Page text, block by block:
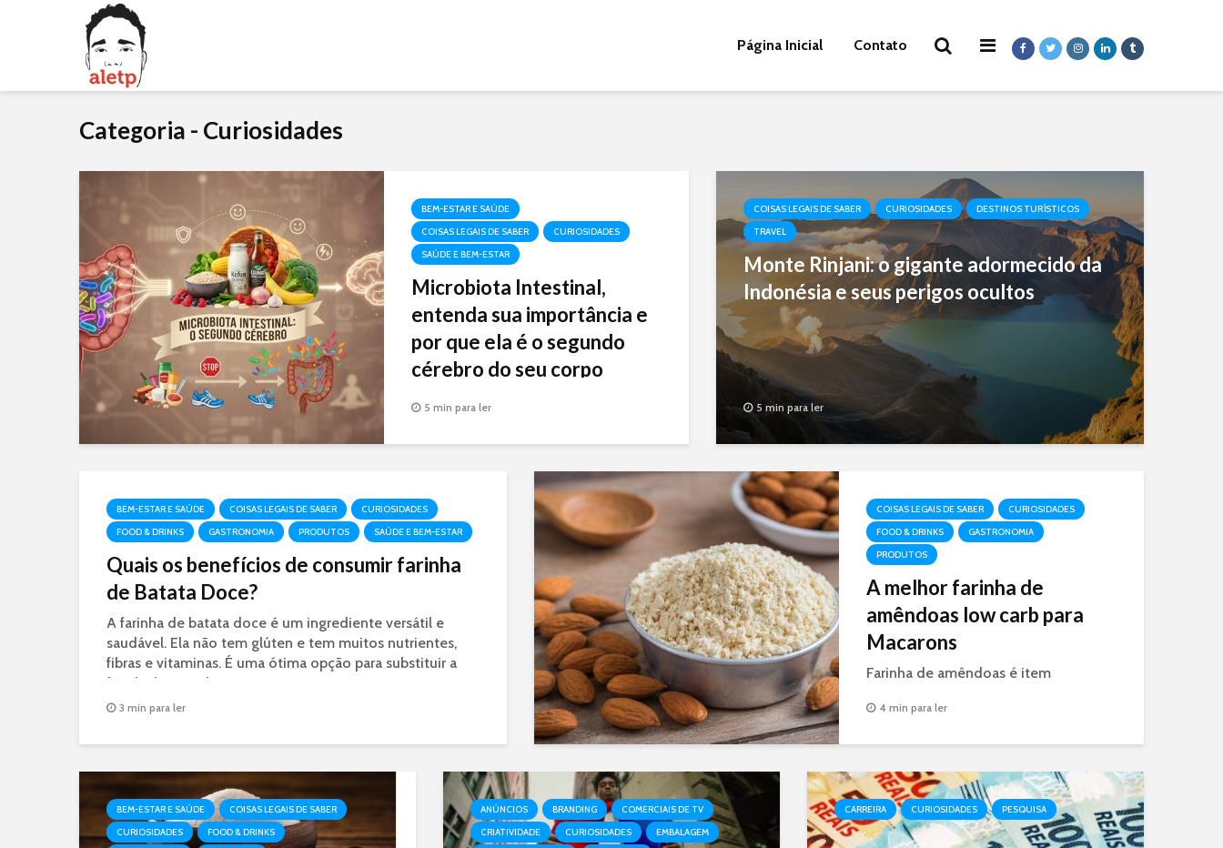
Página Inicial Contato
Categoria - Curiosidades
BEM-ESTAR E SAÚDE
COISAS LEGAIS DE SABER
CURIOSIDADES
SAÚDE E BEM-ESTAR
Microbiota Intestinal,
entenda sua importância e
por que ela é o segundo
cérebro do seu corpo
Microrganismos no intestino:
moldando sua saúde do cérebro ao
sistema imunológico.
5 min para ler
COISAS LEGAIS DE SABER CURIOSIDADES
DESTINOS TURÍSTICOS
TRAVEL
Monte Rinjani: o gigante adormecido da
Indonésia e seus perigos ocultos
5 min para ler
BEM-ESTAR E SAÚDE COISAS LEGAIS DE SABER
CURIOSIDADES
FOOD & DRINKS
GASTRONOMIA PRODUTOS SAÚDE E BEM-ESTAR
Quais os benefícios de consumir farinha
de Batata Doce?
A farinha de batata doce é um ingrediente versátil e
saudável. Ela não tem glúten e tem muitos nutrientes,
fibras e vitaminas. É uma ótima opção para substituir a
farinha branca de trigo
3 min para ler
COISAS LEGAIS DE SABER
CURIOSIDADES
FOOD & DRINKS
GASTRONOMIA
PRODUTOS
A melhor farinha de
amêndoas low carb para
Macarons
Farinha de amêndoas é item
Hoje mostramos a melhor farinha de
4 min para ler
BEM-ESTAR E SAÚDE
COISAS LEGAIS DE SABER
CURIOSIDADES
FOOD & DRINKS
ANÚNCIOS BRANDING
COMERCIAIS DE TV
CRIATIVIDADE
CURIOSIDADES
EMBALAGEM
CARREIRA CURIOSIDADES PESQUISA